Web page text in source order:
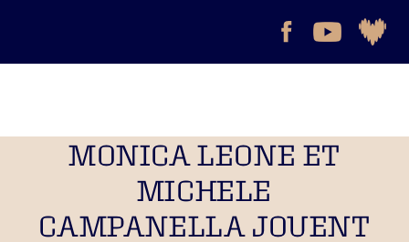
MONICA LEONE ET
MICHELE
CAMPANELLA JOUENT